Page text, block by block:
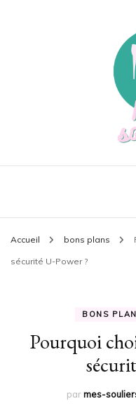
Mes souliers
Accueil bons plans
sécurité U-Power ?
BONS
Pourquoi
parmes-